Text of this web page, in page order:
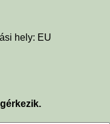
hely: EU